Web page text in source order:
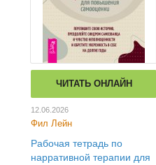
ЧИТАТЬ ОНЛАЙН
12.06.2026
Фил Лейн
Рабочая тетрадь по
нарративной терапии для